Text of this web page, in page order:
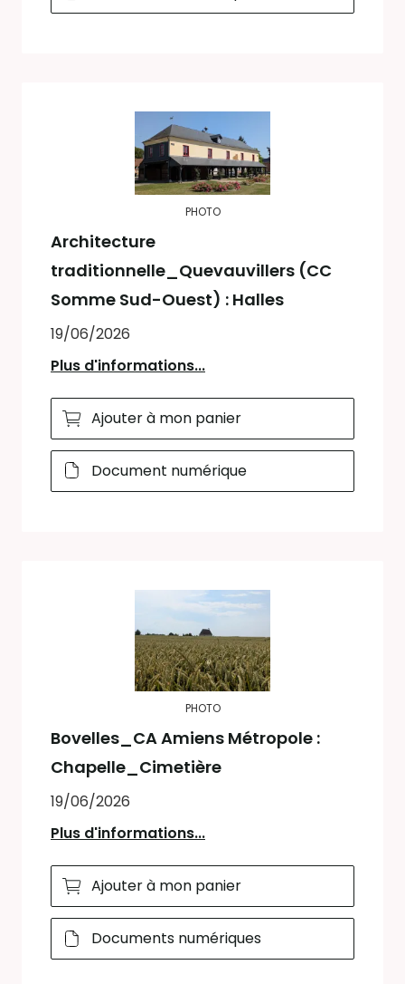
PHOTO
Architecture
traditionnelle_Quevauvillers (CC
Somme Sud-Ouest) : Halles
19/06/2026
Plus d'informations...
Ajouter à mon panier
Document numérique
PHOTO
Bovelles_CA Amiens Métropole :
Chapelle_Cimetière
19/06/2026
Plus d'informations...
Ajouter à mon panier
Documents numériques